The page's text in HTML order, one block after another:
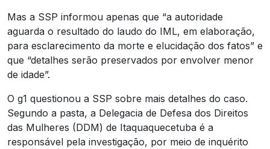
Mas a SSP informou apenas que “a autoridade
aguarda o resultado do laudo do IML, em elaboração,
para esclarecimento da morte e elucidação dos fatos” e
que “detalhes serão preservados por envolver menor
de idade”.
O g1 questionou a SSP sobre mais detalhes do caso.
Segundo a pasta, a Delegacia de Defesa dos Direitos
das Mulheres (DDM) de Itaquaquecetuba é a
responsável pela investigação, por meio de inquérito